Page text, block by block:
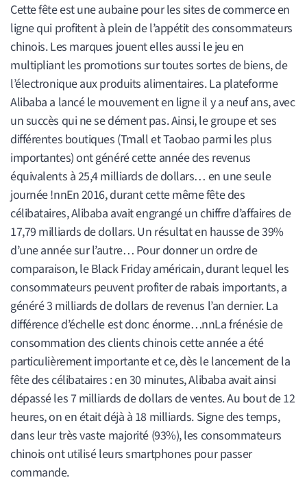
Cette fête est une aubaine pour les sites de commerce en
ligne qui profitent à plein de l’appétit des consommateurs
chinois. Les marques jouent elles aussi le jeu en
multipliant les promotions sur toutes sortes de biens, de
l’électronique aux produits alimentaires. La plateforme
Alibaba a lancé le mouvement en ligne il y a neuf ans, avec
un succès qui ne se dément pas. Ainsi, le groupe et ses
différentes boutiques (Tmall et Taobao parmi les plus
importantes) ont généré cette année des revenus
équivalents à 25,4 milliards de dollars… en une seule
journée !nnEn 2016, durant cette même fête des
célibataires, Alibaba avait engrangé un chiffre d’affaires de
17,79 milliards de dollars. Un résultat en hausse de 39%
d’une année sur l’autre… Pour donner un ordre de
comparaison, le Black Friday américain, durant lequel les
consommateurs peuvent profiter de rabais importants, a
généré 3 milliards de dollars de revenus l’an dernier. La
différence d’échelle est donc énorme…nnLa frénésie de
consommation des clients chinois cette année a été
particulièrement importante et ce, dès le lancement de la
fête des célibataires : en 30 minutes, Alibaba avait ainsi
dépassé les 7 milliards de dollars de ventes. Au bout de 12
heures, on en était déjà à 18 milliards. Signe des temps,
dans leur très vaste majorité (93%), les consommateurs
chinois ont utilisé leurs smartphones pour passer
commande.